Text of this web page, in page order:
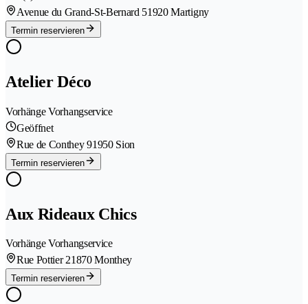
Avenue du Grand-St-Bernard 51920 Martigny
Termin reservieren
Atelier Déco
Vorhänge Vorhangservice
Geöffnet
Rue de Conthey 91950 Sion
Termin reservieren
Aux Rideaux Chics
Vorhänge Vorhangservice
Rue Pottier 21870 Monthey
Termin reservieren